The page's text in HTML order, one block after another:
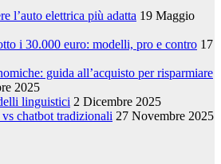
l’auto elettrica più adatta 19 Maggio
i 30.000 euro: modelli, pro e contro 17
guida all’acquisto per risparmiare
2025
linguistici 2 Dicembre 2025
chatbot tradizionali 27 Novembre 2025